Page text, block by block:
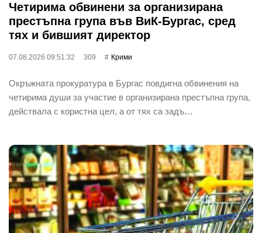
Четирима обвинени за организирана
престъпна група във ВиК-Бургас, сред
тях и бившият директор
07.08.2026 09:51:32 309 Крими
Окръжната прокуратура в Бургас повдигна обвинения на
четирима души за участие в организирана престъпна група,
действала с користна цел, а от тях са задъ…